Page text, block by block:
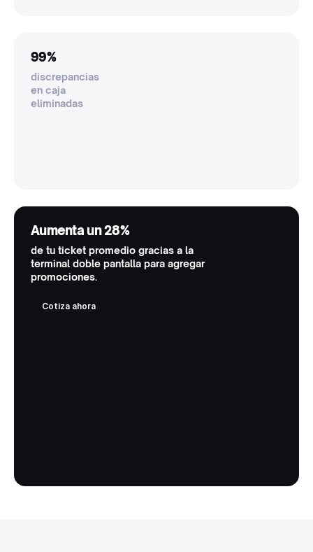
99%
discrepancias
en caja
eliminadas
Aumenta un 28%
de tu ticket promedio gracias a la
terminal doble pantalla para agregar
promociones.
Cotiza ahora